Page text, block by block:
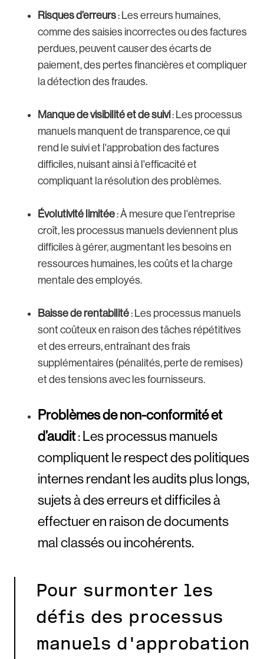
Risques d’erreurs: Les erreurs humaines,
comme des saisies incorrectes ou des factures
perdues, peuvent causer des écarts de
paiement, des pertes financières et compliquer
la détection des fraudes.
Manque de visibilité et de suivi: Les processus
manuels manquent de transparence, ce qui
rend le suivi et l'approbation des factures
difficiles, nuisant ainsi à l'efficacité et
compliquant la résolution des problèmes.
Évolutivité limitée: À mesure que l'entreprise
croît, les processus manuels deviennent plus
difficiles à gérer, augmentant les besoins en
ressources humaines, les coûts et la charge
mentale des employés.
Baisse de rentabilité: Les processus manuels
sont coûteux en raison des tâches répétitives
et des erreurs, entraînant des frais
supplémentaires (pénalités, perte de remises)
et des tensions avec les fournisseurs.
Problèmes de non-conformité et
d’audit: Les processus manuels
compliquent le respect des politiques
internes rendant les audits plus longs,
sujets à des erreurs et difficiles à
effectuer en raison de documents
mal classés ou incohérents.
Pour surmonter les
défis des processus
manuels d'approbation